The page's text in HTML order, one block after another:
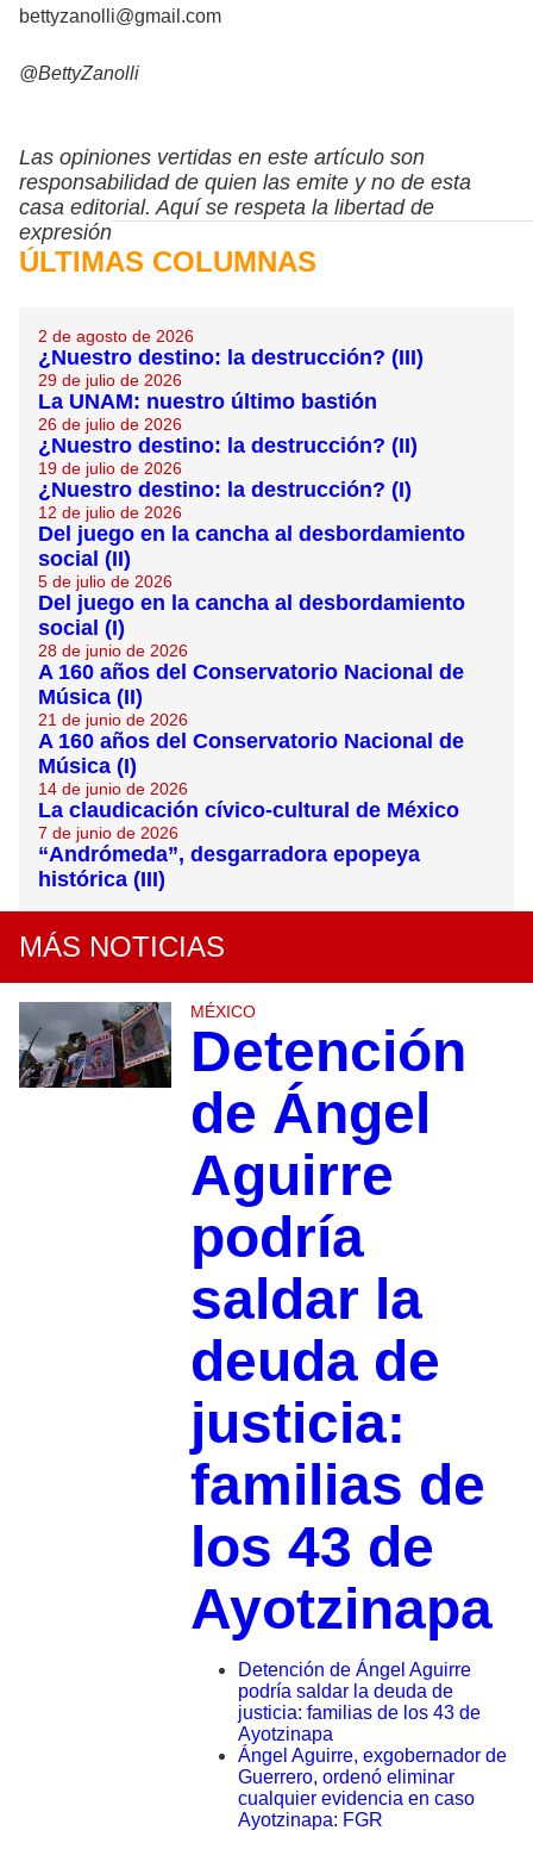
bettyzanolli@gmail.com
@BettyZanolli
Las opiniones vertidas en este artículo son
responsabilidad de quien las emite y no de esta
casa editorial. Aquí se respeta la libertad de
expresión
ÚLTIMAS COLUMNAS
2 de agosto de 2026
¿Nuestro destino: la destrucción? (III)
29 de julio de 2026
La UNAM: nuestro último bastión
26 de julio de 2026
¿Nuestro destino: la destrucción? (II)
19 de julio de 2026
¿Nuestro destino: la destrucción? (I)
12 de julio de 2026
Del juego en la cancha al desbordamiento
social (II)
5 de julio de 2026
Del juego en la cancha al desbordamiento
social (I)
28 de junio de 2026
A 160 años del Conservatorio Nacional de
Música (II)
21 de junio de 2026
A 160 años del Conservatorio Nacional de
Música (I)
14 de junio de 2026
La claudicación cívico-cultural de México
7 de junio de 2026
“Andrómeda”, desgarradora epopeya
histórica (III)
MÁS NOTICIAS
MÉXICO
Detención
de Ángel
Aguirre
podría
saldar la
deuda de
justicia:
familias de
los 43 de
Ayotzinapa
Detención de Ángel Aguirre
podría saldar la deuda de
justicia: familias de los 43 de
Ayotzinapa
Ángel Aguirre, exgobernador de
Guerrero, ordenó eliminar
cualquier evidencia en caso
Ayotzinapa: FGR